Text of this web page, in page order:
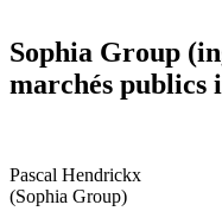
Sophia Group
marchés publics
Pascal Hendrickx
(Sophia Group)